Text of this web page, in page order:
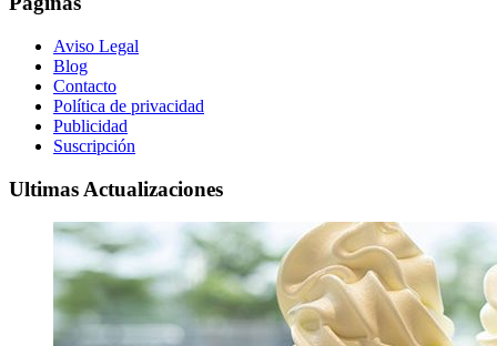
Aviso Legal
Blog
Contacto
Política de privacidad
Publicidad
Suscripción
Ultimas Actualizaciones